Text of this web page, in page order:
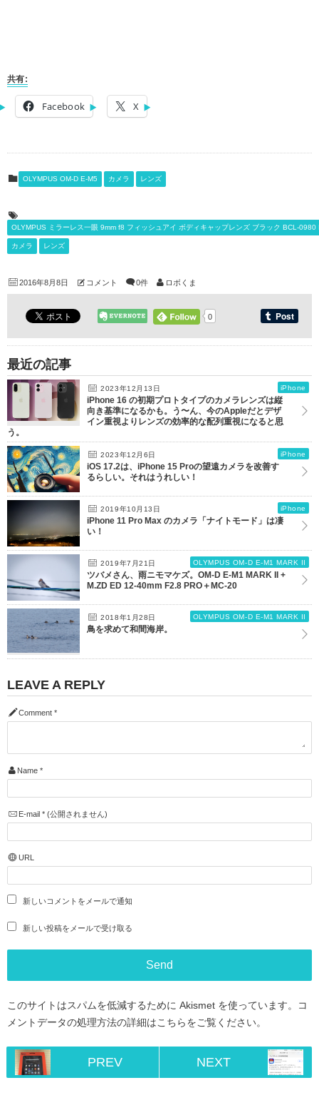
共有:
Facebook X
OLYMPUS OM-D E-M5 カメラ レンズ
OLYMPUS ミラーレス一眼 9mm f8 フィッシュアイ ボディキャップレンズ ブラック BCL-0980
カメラ レンズ
2016年8月8日 コメント 0件 ロボくま
0
最近の記事
2023年12月13日 iPhone
iPhone 16 の初期プロトタイプのカメラレンズは縦
向き基準になるかも。う〜ん、今のAppleだとデザ
イン重視よりレンズの効率的な配列重視になると思
う。
2023年12月6日 iPhone
iOS 17.2は、iPhone 15 Proの望遠カメラを改善す
るらしい。それはうれしい！
2019年10月13日 iPhone
iPhone 11 Pro Max のカメラ「ナイトモード」は凄
い！
2019年7月21日 OLYMPUS OM-D E-M1 MARK II
ツバメさん、雨ニモマケズ。OM-D E-M1 MARK II +
M.ZD ED 12-40mm F2.8 PRO＋MC-20
2018年1月28日 OLYMPUS OM-D E-M1 MARK II
鳥を求めて和間海岸。
LEAVE A REPLY
Comment *
Name *
E-mail *(公開されません)
URL
新しいコメントをメールで通知
新しい投稿をメールで受け取る
このサイトはスパムを低減するために Akismet を使っています。
コ
メントデータの処理方法の詳細はこちらをご覧ください。
PREV NEXT